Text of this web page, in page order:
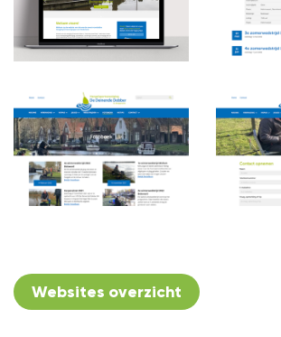
Websites overzicht